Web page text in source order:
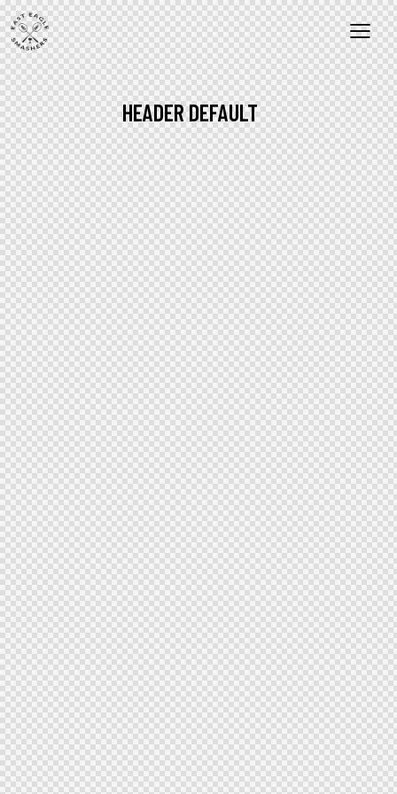
HEADER DEFAULT